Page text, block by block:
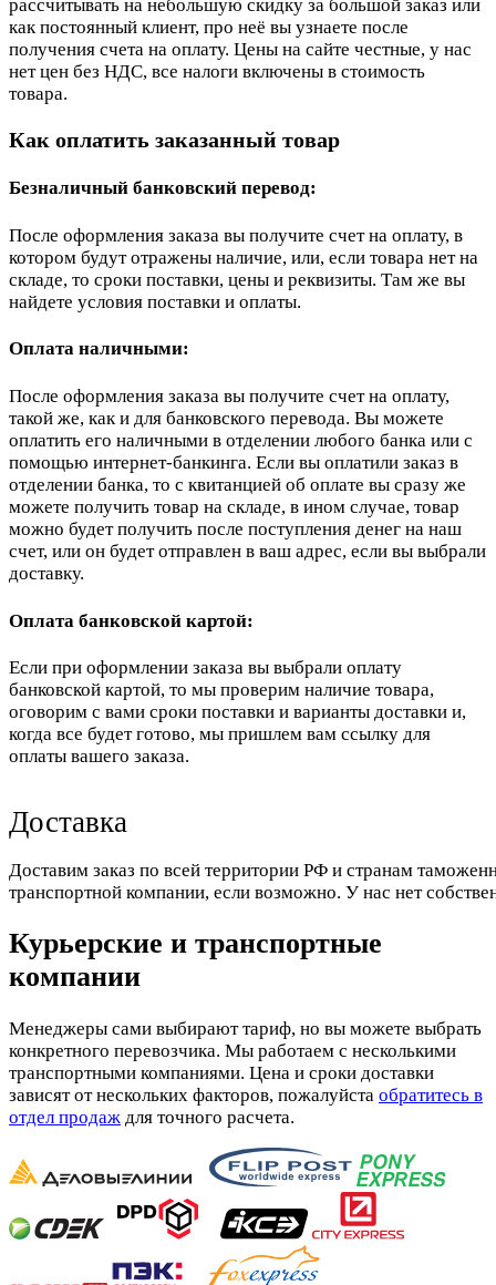
рассчитывать на небольшую скидку за большой заказ или
как постоянный клиент, про неё вы узнаете после
получения счета на оплату. Цены на сайте честные, у нас
нет цен без НДС, все налоги включены в стоимость
товара.
Как оплатить заказанный товар
Безналичный банковский перевод:
После оформления заказа вы получите счет на оплату, в
котором будут отражены наличие, или, если товара нет на
складе, то сроки поставки, цены и реквизиты. Там же вы
найдете условия поставки и оплаты.
Оплата наличными:
После оформления заказа вы получите счет на оплату,
такой же, как и для банковского перевода. Вы можете
оплатить его наличными в отделении любого банка или с
помощью интернет-банкинга. Если вы оплатили заказ в
отделении банка, то с квитанцией об оплате вы сразу же
можете получить товар на складе, в ином случае, товар
можно будет получить после поступления денег на наш
счет, или он будет отправлен в ваш адрес, если вы выбрали
доставку.
Оплата банковской картой:
Если при оформлении заказа вы выбрали оплату
банковской картой, то мы проверим наличие товара,
оговорим с вами сроки поставки и варианты доставки и,
когда все будет готово, мы пришлем вам ссылку для
оплаты вашего заказа.
Доставка
Доставим заказ по всей территории РФ и странам
транспортной компании, если возможно. У нас нет
Курьерские и транспортные
компании
Менеджеры сами выбирают тариф, но вы можете выбрать
конкретного перевозчика. Мы работаем с несколькими
транспортными компаниями. Цена и сроки доставки
зависят от нескольких факторов, пожалуйста обратитесь в
отдел продаж для точного расчета.